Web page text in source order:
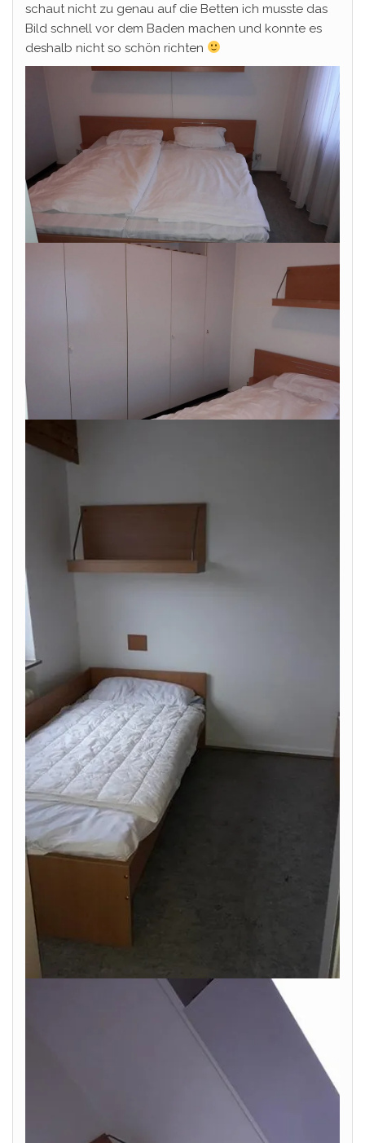
schaut nicht zu genau auf die Betten ich musste das
Bild schnell vor dem Baden machen und konnte es
deshalb nicht so schön richten